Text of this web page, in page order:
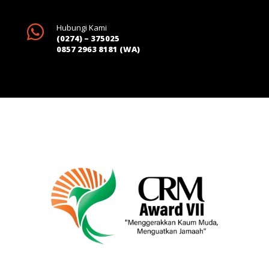

Hubungi Kami
(0274) – 375025
0857 2963 8181 (WA)